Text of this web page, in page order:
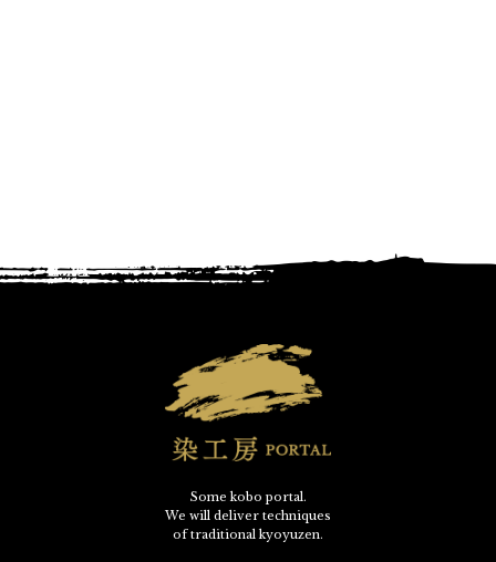
Some kobo portal.
We will deliver techniques
of traditional kyoyuzen.